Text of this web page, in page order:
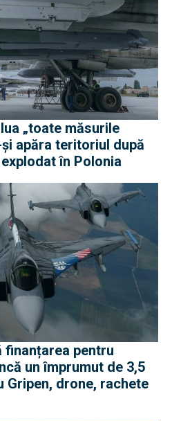
„toate măsurile
apăra teritoriul după
în Polonia
finanțarea pentru
un împrumut de 3,5
Gripen, drone, rachete